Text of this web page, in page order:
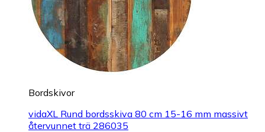
Bordskivor
vidaXL Rund bordsskiva 80 cm 15-16 mm massivt
återvunnet trä 286035